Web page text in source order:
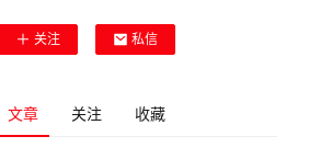
关注 私信
文章 关注 收藏